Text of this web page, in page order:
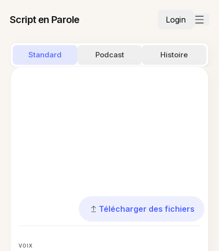
Script en Parole Login
Standard Podcast Histoire
Télécharger des fichiers
VOIX